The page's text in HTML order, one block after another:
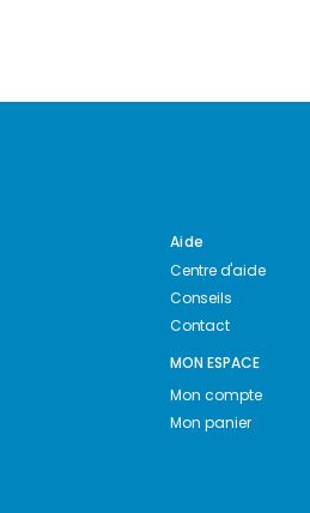
Aide
Centre d'aide
Conseils
Contact
MON ESPACE
Mon compte
Mon panier